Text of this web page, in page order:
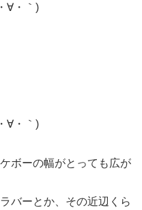
∀・｀)
∀・｀)
ボーの幅がとっても広が
バーとか、その近辺くら